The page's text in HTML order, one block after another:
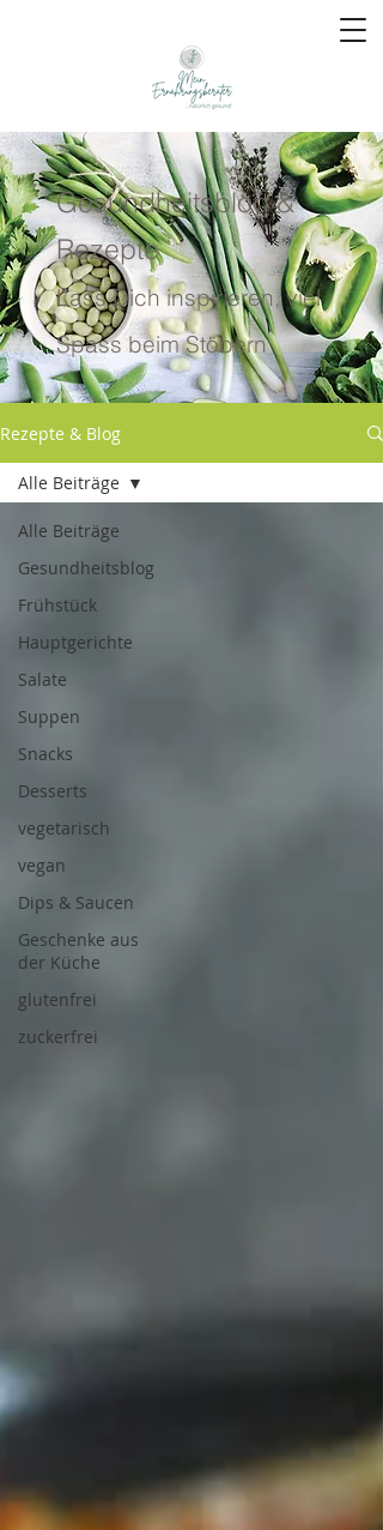
Gesundheitsblog &
Rezepte
Lass Dich inspirieren, viel
Spass beim Stöbern
Rezepte & Blog
Alle Beiträge
Gesundheitsblog
Frühstück
Hauptgerichte
Salate
Suppen
Snacks
Desserts
vegetarisch
vegan
Dips & Saucen
Geschenke aus
der Küche
glutenfrei
zuckerfrei
Alle Beiträge